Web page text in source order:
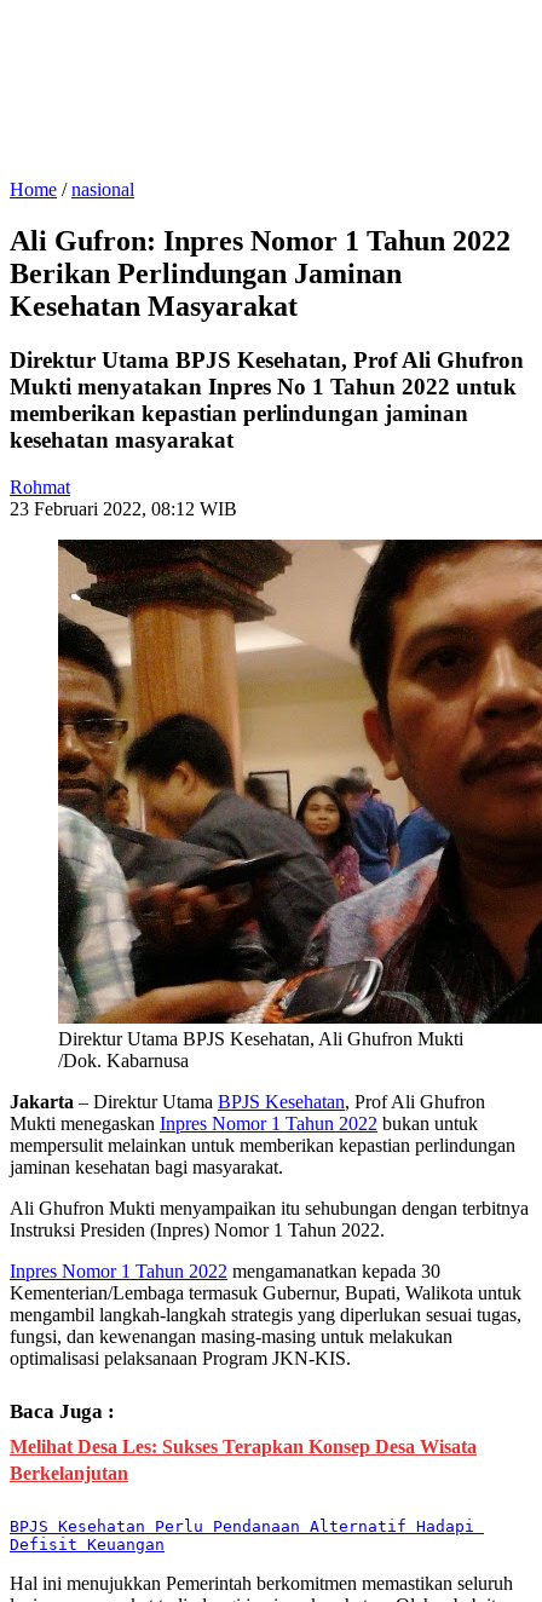
Home /nasional
Ali Gufron: Inpres Nomor 1 Tahun 2022
Berikan Perlindungan Jaminan
Kesehatan Masyarakat
Direktur Utama BPJS Kesehatan, Prof Ali Ghufron
Mukti menyatakan Inpres No 1 Tahun 2022 untuk
memberikan kepastian perlindungan jaminan
kesehatan masyarakat
Rohmat
23 Februari 2022, 08:12 WIB
Direktur Utama BPJS Kesehatan, Ali Ghufron Mukti
/Dok. Kabarnusa
Jakarta – Direktur Utama BPJS Kesehatan, Prof Ali Ghufron
Mukti menegaskan Inpres Nomor 1 Tahun 2022 bukan untuk
mempersulit melainkan untuk memberikan kepastian perlindungan
jaminan kesehatan bagi masyarakat.
Ali Ghufron Mukti menyampaikan itu sehubungan dengan terbitnya
Instruksi Presiden (Inpres) Nomor 1 Tahun 2022.
Inpres Nomor 1 Tahun 2022 mengamanatkan kepada 30
Kementerian/Lembaga termasuk Gubernur, Bupati, Walikota untuk
mengambil langkah-langkah strategis yang diperlukan sesuai tugas,
fungsi, dan kewenangan masing-masing untuk melakukan
optimalisasi pelaksanaan Program JKN-KIS.
Baca Juga :
Melihat Desa Les: Sukses Terapkan Konsep Desa Wisata
Berkelanjutan
BPJS Kesehatan Perlu Pendanaan Alternatif Hadapi
Defisit Keuangan
Hal ini menujukkan Pemerintah berkomitmen memastikan seluruh